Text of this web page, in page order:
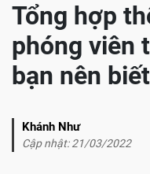
Tổng hợp
phóng viên
bạn nên biết
Khánh Như
Cập nhật: 21/03/2022